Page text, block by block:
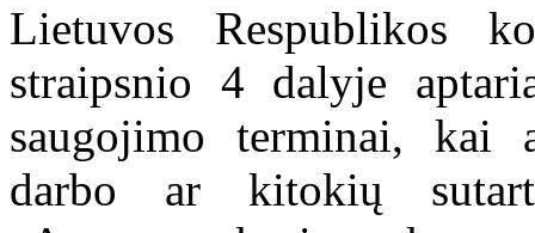
Lietuvos Respublikos
straipsnio 4 dalyje
saugojimo terminai, kai
darbo ar kitokių